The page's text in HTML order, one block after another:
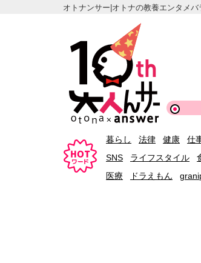
オトナンサー|オトナの教養エンタメバ
暮らし 法律 健康 仕
SNS
ライフスタイル
医療
ドラえもん